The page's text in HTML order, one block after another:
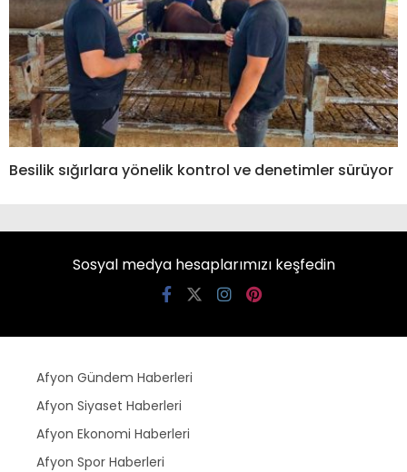
Besilik sığırlara yönelik kontrol ve denetimler sürüyor
Sosyal medya hesaplarımızı keşfedin
Afyon Gündem Haberleri
Afyon Siyaset Haberleri
Afyon Ekonomi Haberleri
Afyon Spor Haberleri